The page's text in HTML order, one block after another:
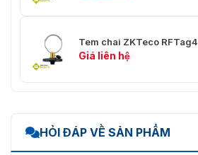
Tem chai ZKTeco RFTag4
Giá liên hệ
HỎI ĐÁP VỀ SẢN PHẨM